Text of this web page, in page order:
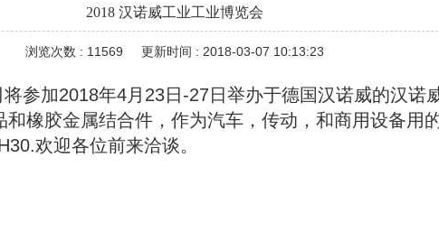
2018 汉诺威工业工业博览会
浏览次数 : 11569 更新时间 : 2018-03-07 10:13:23
加2018年4月23日-27日举办于德国汉诺威的汉诺
橡胶金属结合件，作为汽车，传动，和商用设备用
欢迎各位前来洽谈。